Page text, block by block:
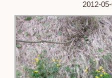
2012-